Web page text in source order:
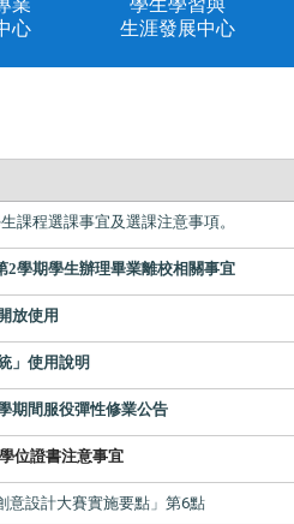
心
生涯發展中心
課程選課事宜及選課注意事項。
2學期學生辦理畢業離校相關事宜
放使用
」使用說明
期間服役彈性修業公告
位證書注意事宜
意設計大賽實施要點」第6點